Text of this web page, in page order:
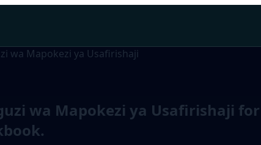
wa Mapokezi ya Usafirishaji
wa Mapokezi ya Usafirishaji